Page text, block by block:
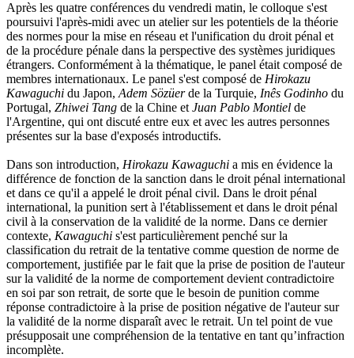
Après les quatre conférences du vendredi matin, le colloque s'est
poursuivi l'après-midi avec un atelier sur les potentiels de la théorie
des normes pour la mise en réseau et l'unification du droit pénal et
de la procédure pénale dans la perspective des systèmes juridiques
étrangers. Conformément à la thématique, le panel était composé de
membres internationaux. Le panel s'est composé de Hirokazu
Kawaguchi du Japon, Adem Sözüerde la Turquie, Inês Godinho du
Portugal, Zhiwei Tang de la Chine et Juan Pablo Montiel de
l'Argentine, qui ont discuté entre eux et avec les autres personnes
présentes sur la base d'exposés introductifs.
Dans son introduction, Hirokazu Kawaguchi a mis en évidence la
différence de fonction de la sanction dans le droit pénal international
et dans ce qu'il a appelé le droit pénal civil. Dans le droit pénal
international, la punition sert à l'établissement et dans le droit pénal
civil à la conservation de la validité de la norme. Dans ce dernier
contexte, Kawaguchi s'est particulièrement penché sur la
classification du retrait de la tentative comme question de norme de
comportement, justifiée par le fait que la prise de position de l'auteur
sur la validité de la norme de comportement devient contradictoire
en soi par son retrait, de sorte que le besoin de punition comme
réponse contradictoire à la prise de position négative de l'auteur sur
la validité de la norme disparaît avec le retrait. Un tel point de vue
présupposait une compréhension de la tentative en tant qu’infraction
incomplète.